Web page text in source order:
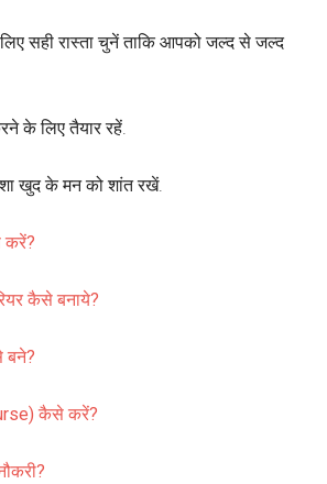
लिए सही रास्ता चुनें ताकि आपको जल्द से जल्द
के लिए तैयार रहें.
खुद के मन को शांत रखें.
करें?
कैसे बनाये?
बने?
कैसे करें?